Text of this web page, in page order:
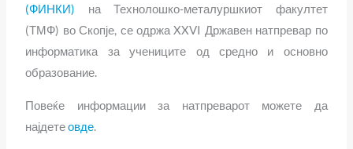
(ФИНКИ) на Технолошко-металуршкиот факултет
(ТМФ) во Скопје, се одржа XXVI Државен натпревар по
информатика за учениците од средно и основно
образование.
Повеќе информации за натпреварот можете да
најдетеовде.